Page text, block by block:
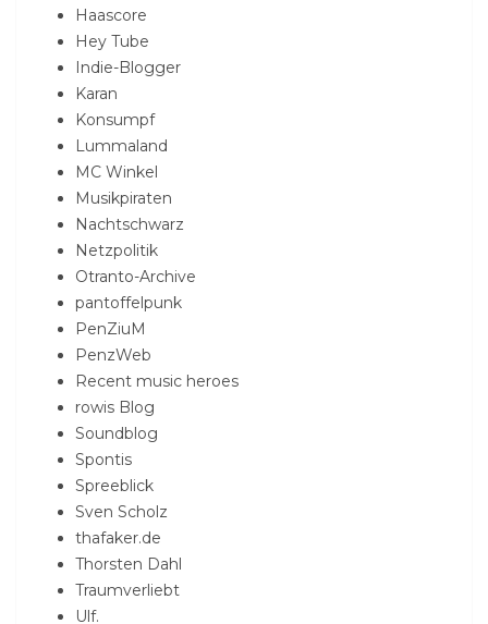
Haascore
Hey Tube
Indie-Blogger
Karan
Konsumpf
Lummaland
MC Winkel
Musikpiraten
Nachtschwarz
Netzpolitik
Otranto-Archive
pantoffelpunk
PenZiuM
PenzWeb
Recent music heroes
rowis Blog
Soundblog
Spontis
Spreeblick
Sven Scholz
thafaker.de
Thorsten Dahl
Traumverliebt
Ulf.